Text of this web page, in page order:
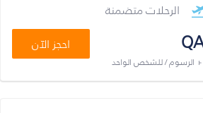
الرحلات متضمنة
+ الرسوم / للشخص الواحد
احجز الآن